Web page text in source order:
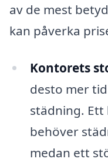
av de mest
kan påverka
Kontorets
desto mer
städning.
behöver
medan ett